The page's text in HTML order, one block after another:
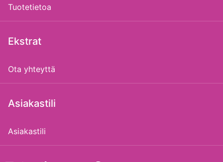
Tuotetietoa
Ekstrat
Ota yhteyttä
Asiakastili
Asiakastili